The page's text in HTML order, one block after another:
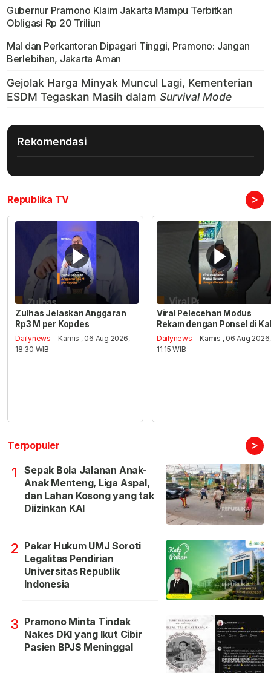
Gubernur Pramono Klaim Jakarta Mampu Terbitkan
Obligasi Rp 20 Triliun
Mal dan Perkantoran Dipagari Tinggi, Pramono: Jangan
Berlebihan, Jakarta Aman
Rekomendasi
Republika TV >
Zulhas Jelaskan Anggaran
Rp3 M per Kopdes
Dailynews - Kamis , 06 Aug 2026,
18:30 WIB
Viral Pelecehan Modus
Rekam dengan Ponsel di
Dailynews - Kamis , 06 Aug 2026,
11:15 WIB
Terpopuler >
1
Sepak Bola Jalanan Anak-
Anak Menteng, Liga Aspal,
dan Lahan Kosong yang tak
Diizinkan KAI
2 Pakar Hukum UMJ Soroti
Legalitas Pendirian
Universitas Republik
Indonesia
3 Pramono Minta Tindak
Nakes DKI yang Ikut Cibir
Pasien BPJS Meninggal